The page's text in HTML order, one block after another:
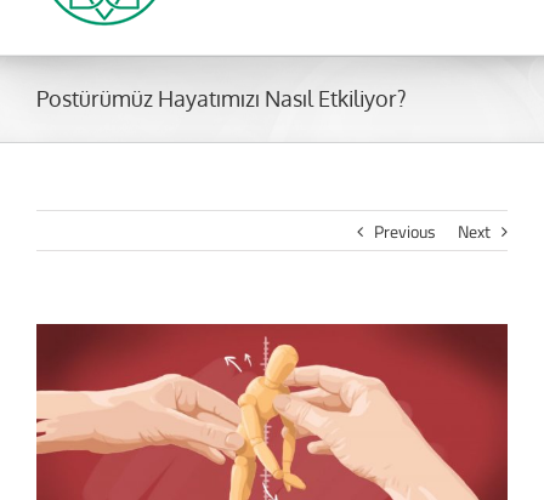
Postürümüz Hayatımızı Nasıl Etkiliyor?
Previous Next
Image